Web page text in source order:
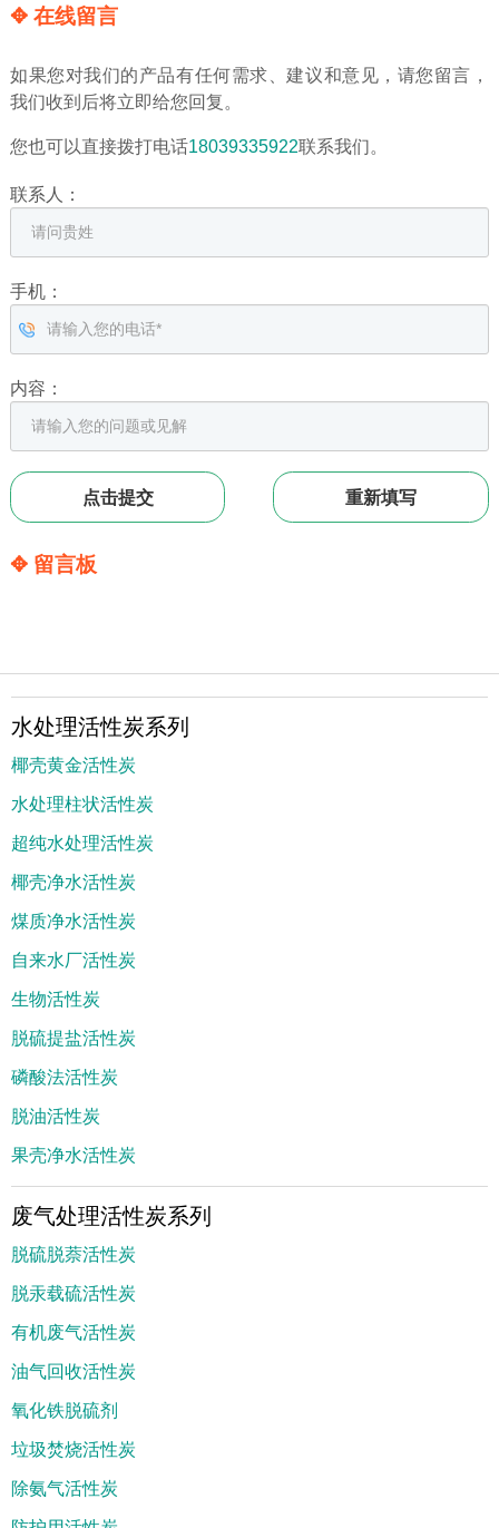
✥ 在线留言
如果您对我们的产品有任何需求、建议和意见，请您留言，
我们收到后将立即给您回复。
您也可以直接拨打电话18039335922联系我们。
联系人：
手机：
内容：
✥ 留言板
水处理活性炭系列
椰壳黄金活性炭
水处理柱状活性炭
超纯水处理活性炭
椰壳净水活性炭
煤质净水活性炭
自来水厂活性炭
生物活性炭
脱硫提盐活性炭
磷酸法活性炭
脱油活性炭
果壳净水活性炭
废气处理活性炭系列
脱硫脱萘活性炭
脱汞载硫活性炭
有机废气活性炭
油气回收活性炭
氧化铁脱硫剂
垃圾焚烧活性炭
除氨气活性炭